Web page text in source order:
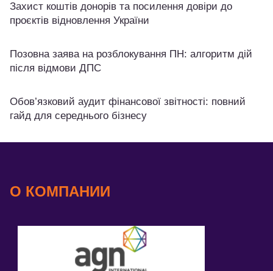
Захист коштів донорів та посилення довіри до
проєктів відновлення України
Позовна заява на розблокування ПН: алгоритм дій
після відмови ДПС
Обов’язковий аудит фінансової звітності: повний
гайд для середнього бізнесу
О КОМПАНИИ